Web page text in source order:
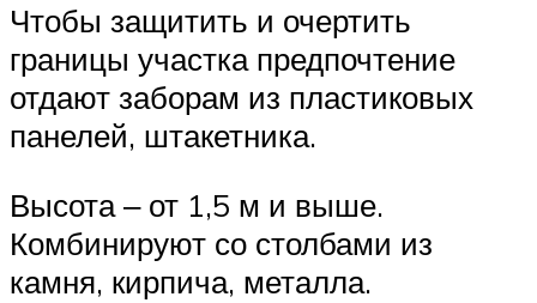
Чтобы защитить и очертить
границы участка предпочтение
отдают заборам из пластиковых
панелей, штакетника.
Высота ‒ от 1,5 м и выше.
Комбинируют со столбами из
камня, кирпича, металла.